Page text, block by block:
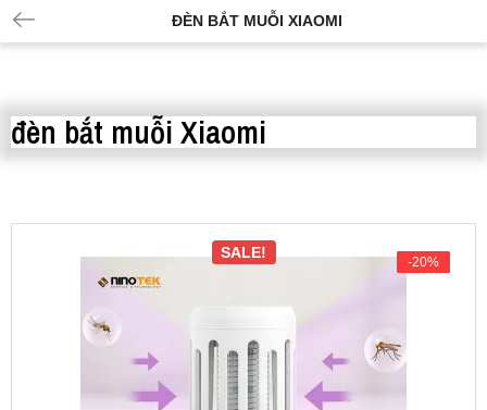
ĐÈN BẮT MUỖI XIAOMI
đèn bắt muỗi Xiaomi
-20%
-20%
SALE!